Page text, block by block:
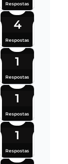
Respostas
4
Respostas
1
Respostas
1
Respostas
1
Respostas